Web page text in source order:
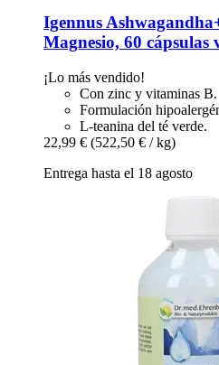
Igennus
Magnesio, 60 cápsulas
¡Lo más vendido!
Con zinc y vitaminas B.
Formulación
L-teanina del té verde.
22,99 € (522,50 € / kg)
Entrega hasta el 18 agosto